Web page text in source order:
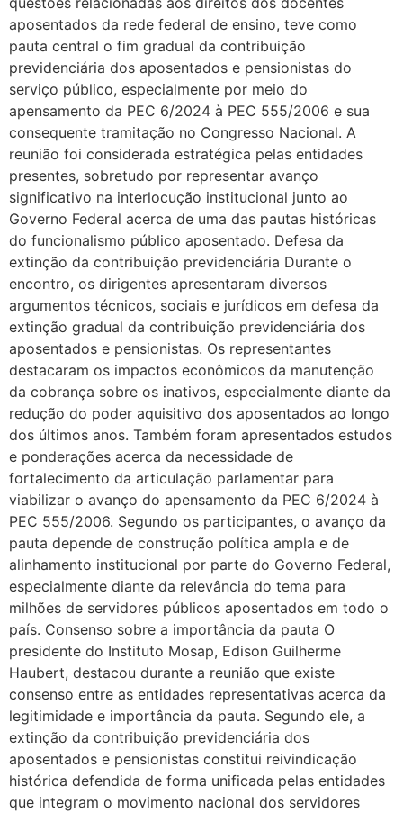
aposentados da rede federal de ensino, teve como
pauta central o fim gradual da contribuição
previdenciária dos aposentados e pensionistas do
serviço público, especialmente por meio do
apensamento da PEC 6/2024 à PEC 555/2006 e sua
consequente tramitação no Congresso Nacional. A
reunião foi considerada estratégica pelas entidades
presentes, sobretudo por representar avanço
significativo na interlocução institucional junto ao
Governo Federal acerca de uma das pautas históricas
do funcionalismo público aposentado. Defesa da
extinção da contribuição previdenciária Durante o
encontro, os dirigentes apresentaram diversos
argumentos técnicos, sociais e jurídicos em defesa da
extinção gradual da contribuição previdenciária dos
aposentados e pensionistas. Os representantes
destacaram os impactos econômicos da manutenção
da cobrança sobre os inativos, especialmente diante da
redução do poder aquisitivo dos aposentados ao longo
dos últimos anos. Também foram apresentados estudos
e ponderações acerca da necessidade de
fortalecimento da articulação parlamentar para
viabilizar o avanço do apensamento da PEC 6/2024 à
PEC 555/2006. Segundo os participantes, o avanço da
pauta depende de construção política ampla e de
alinhamento institucional por parte do Governo Federal,
especialmente diante da relevância do tema para
milhões de servidores públicos aposentados em todo o
país. Consenso sobre a importância da pauta O
presidente do Instituto Mosap, Edison Guilherme
Haubert, destacou durante a reunião que existe
consenso entre as entidades representativas acerca da
legitimidade e importância da pauta. Segundo ele, a
extinção da contribuição previdenciária dos
aposentados e pensionistas constitui reivindicação
histórica defendida de forma unificada pelas entidades
que integram o movimento nacional dos servidores